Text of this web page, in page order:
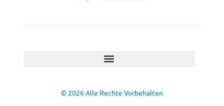
© 2026 Alle Rechte Vorbehalten